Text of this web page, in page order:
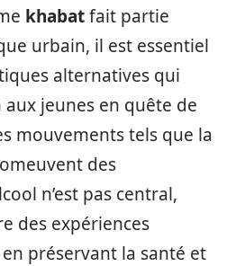
khabatfait partie
urbain, il est essentiel
alternatives qui
jeunes en quête de
mouvements tels que la
des
n’est pas central,
des expériences
préservant la santé et